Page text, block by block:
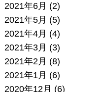
2021年6月 (2)
2021年5月 (5)
2021年4月 (4)
2021年3月 (3)
2021年2月 (8)
2021年1月 (6)
2020年12月 (6)